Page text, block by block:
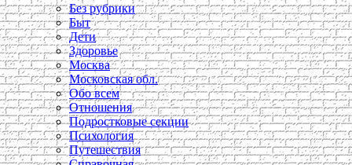
Без рубрики
Быт
Дети
Здоровье
Москва
Московская обл.
Обо всем
Отношения
Подростковые секции
Психология
Путешествия